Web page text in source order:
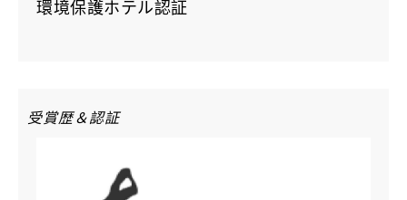
環境保護ホテル認証
受賞歴＆認証